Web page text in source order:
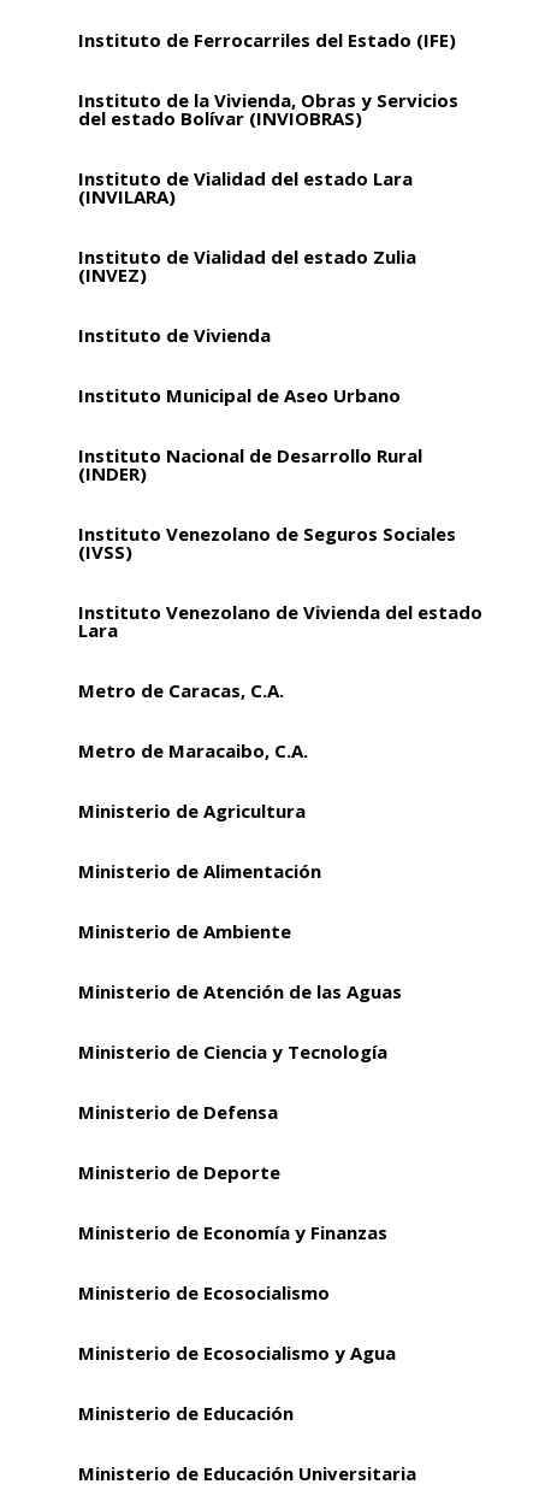
Instituto de Ferrocarriles del Estado (IFE)
Instituto de la Vivienda, Obras y Servicios
del estado Bolívar (INVIOBRAS)
Instituto de Vialidad del estado Lara
(INVILARA)
Instituto de Vialidad del estado Zulia
(INVEZ)
Instituto de Vivienda
Instituto Municipal de Aseo Urbano
Instituto Nacional de Desarrollo Rural
(INDER)
Instituto Venezolano de Seguros Sociales
(IVSS)
Instituto Venezolano de Vivienda del estado
Lara
Metro de Caracas, C.A.
Metro de Maracaibo, C.A.
Ministerio de Agricultura
Ministerio de Alimentación
Ministerio de Ambiente
Ministerio de Atención de las Aguas
Ministerio de Ciencia y Tecnología
Ministerio de Defensa
Ministerio de Deporte
Ministerio de Economía y Finanzas
Ministerio de Ecosocialismo
Ministerio de Ecosocialismo y Agua
Ministerio de Educación
Ministerio de Educación Universitaria